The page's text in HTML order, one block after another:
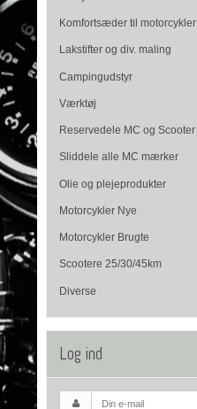
Komfortsæder til motorcykler
Lakstifter og div. maling
Campingudstyr
Værktøj
Reservedele MC og Scooter
Sliddele alle MC mærker
Olie og plejeprodukter
Motorcykler Nye
Motorcykler Brugte
Scootere 25/30/45km
Diverse
Log ind